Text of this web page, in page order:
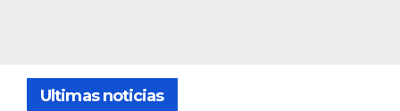
Ultimas noticias